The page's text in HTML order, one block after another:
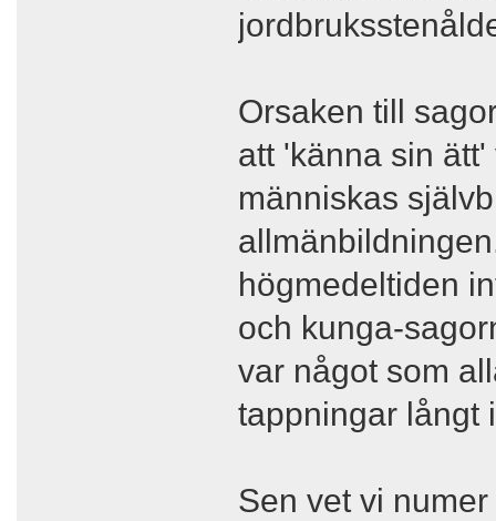
Orsaken till
att 'känna sin
människas
högmedeltiden
och kunga-
var något som
tappningar långt
Sen vet vi